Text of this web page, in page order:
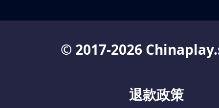
© 2017-2026
退款政策